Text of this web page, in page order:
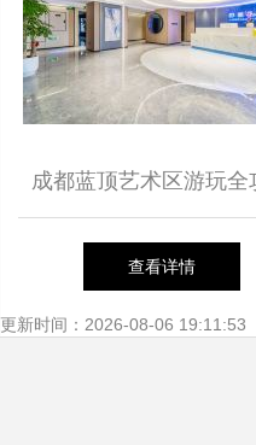
成都蓝顶艺术区游玩全
门票、地址、预约与游览
查看详情
更新时间：2026-08-06 19:11:53